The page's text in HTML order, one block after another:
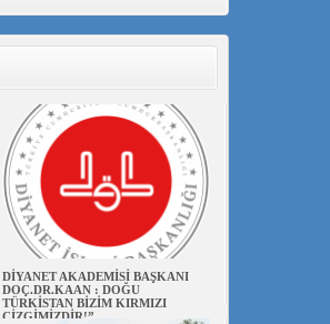
DİYANET AKADEMİSİ BAŞKANI
DOÇ.DR.KAAN : DOĞU
TÜRKİSTAN BİZİM KIRMIZI
ÇİZGİMİZDİR!”